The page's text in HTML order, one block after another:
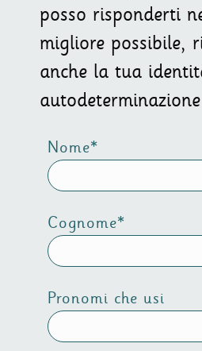
posso risponderti
migliore possibile,
anche la tua
Nome*
Cognome*
Pronomi che usi